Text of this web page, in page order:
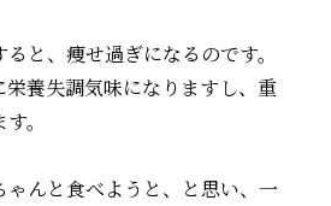
と、痩せ過ぎになるのです。
養失調気味になりますし、重
。
んと食べようと、と思い、一